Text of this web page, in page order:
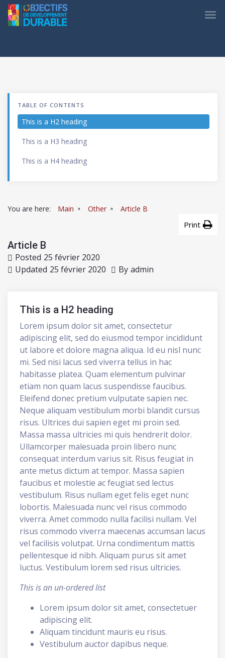
Skip to main content
TUNISIA ODD
You are here: Main Other Article B
Print
Article B
Posted 25 février 2020
Updated 25 février 2020 By admin
This is a H2 heading
Lorem ipsum dolor sit amet, consectetur
adipiscing elit, sed do eiusmod tempor incididunt
ut labore et dolore magna aliqua. Id eu nisl nunc
mi. Sed nisi lacus sed viverra tellus in hac
habitasse platea. Quam elementum pulvinar
etiam non quam lacus suspendisse faucibus.
Eleifend donec pretium vulputate sapien nec.
Neque aliquam vestibulum morbi blandit cursus
risus. Ultrices dui sapien eget mi proin sed.
Massa massa ultricies mi quis hendrerit dolor.
Ullamcorper malesuada proin libero nunc
consequat interdum varius sit. Risus feugiat in
ante metus dictum at tempor. Massa sapien
faucibus et molestie ac feugiat sed lectus
vestibulum. Risus nullam eget felis eget nunc
lobortis. Malesuada nunc vel risus commodo
viverra. Amet commodo nulla facilisi nullam. Vel
risus commodo viverra maecenas accumsan lacus
vel facilisis volutpat. Urna condimentum mattis
pellentesque id nibh. Aliquam purus sit amet
luctus. Vestibulum lorem sed risus ultricies.
This is an un-ordered list
Lorem ipsum dolor sit amet, consectetuer
adipiscing elit.
Aliquam tincidunt mauris eu risus.
Vestibulum auctor dapibus neque.
TABLE OF CONTENTS
This is a H2 heading
This is a H3 heading
This is a H4 heading